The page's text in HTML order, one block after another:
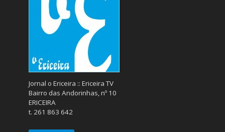
Jornal o Ericeira :: Ericeira TV
Bairro das Andorinhas, nº 10
ERICEIRA
t. 261 863 642